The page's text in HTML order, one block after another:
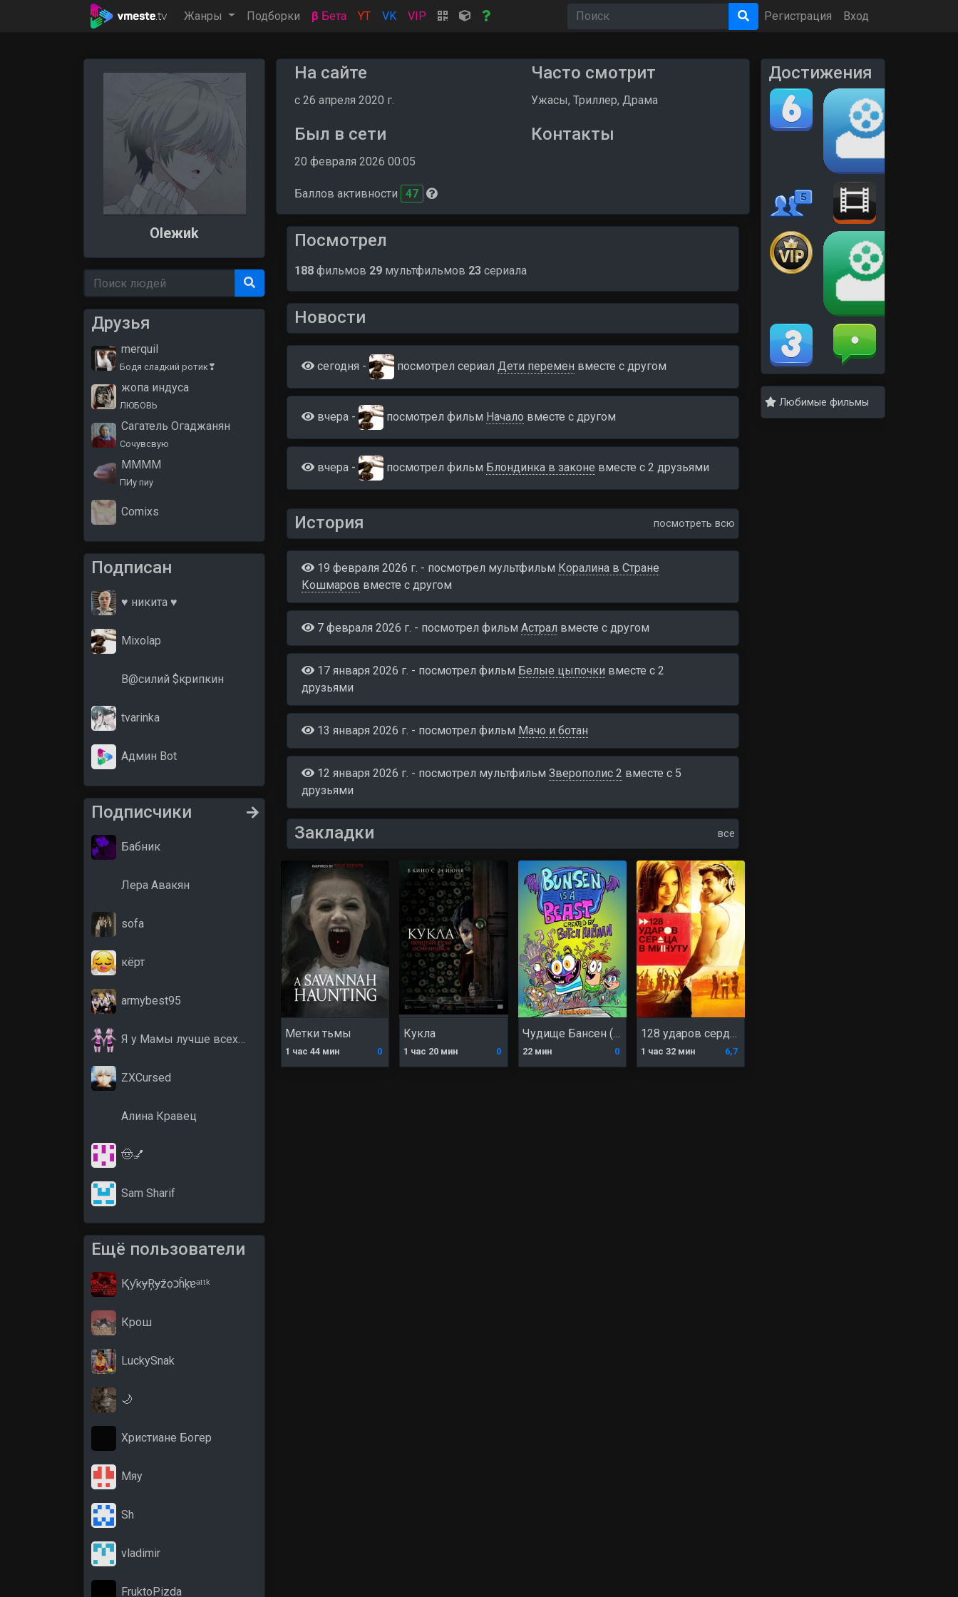
Жанры Подборки Бета YT VK VIP Регистрация Вход
Oleжиk
Друзья
merquil
Бодя сладкий ротик❣
жопа индуса
ЛЮБОВЬ
Сагатель Огаджанян
Сочувсвую
MMMM
ПИу пиу
Comixs
Подписан
♥ никита ♥
Mixolap
В@силий $крипкин
tvarinka
Админ Bot
Подписчики
Бабник
Лера Авакян
sofa
кёрт
armybest95
Я у Мамы лучше всех…
ZXCursed
Алина Кравец
🤠💅
Sam Sharif
Ещё пользователи
ҚƴκɏŖɏžọכĥķɐᵃᵗᵗᵏ
Крош
LuckySnak
🌙
Христиане Богер
Мяу
Sh
vladimir
FruktoPizda
На сайте
c 26 апреля 2020 г.
Был в сети
20 февраля 2026 00:05
Баллов активности 47
Часто смотрит
Ужасы, Триллер, Драма
Контакты
Посмотрел
188 фильмов 29 мультфильмов 23 сериала
Новости
сегодня - посмотрел сериал Дети перемен вместе c другом
вчера - посмотрел фильм Начало вместе c другом
вчера - посмотрел фильм Блондинка в законе вместе c 2 друзьями
История посмотреть всю
19 февраля 2026 г. - посмотрел мультфильм Коралина в Стране
Кошмаров вместе c другом
7 февраля 2026 г. - посмотрел фильм Астрал вместе c другом
17 января 2026 г. - посмотрел фильм Белые цыпочки вместе c 2
друзьями
13 января 2026 г. - посмотрел фильм Мачо и ботан
12 января 2026 г. - посмотрел мультфильм Зверополис 2 вместе c 5
друзьями
Закладки все
Метки тьмы
1 час 44 мин 0
Кукла
1 час 20 мин 0
Чудище Бансен (сериал)
22 мин 0
128 ударов сердца в минуту
1 час 32 мин 6,7
Достижения
Любимые фильмы